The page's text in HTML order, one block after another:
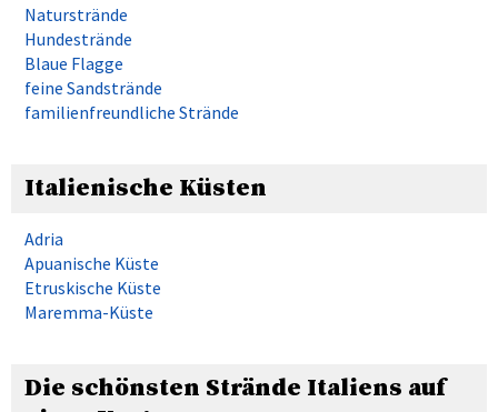
Naturstrände
Hundestrände
Blaue Flagge
feine Sandstrände
familienfreundliche Strände
Italienische Küsten
Adria
Apuanische Küste
Etruskische Küste
Maremma-Küste
Die schönsten Strände Italiens auf